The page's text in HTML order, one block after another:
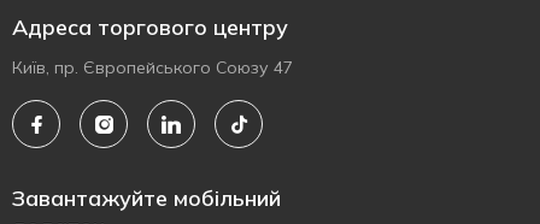
Адреса торгового центру
Київ, пр. Європейського Союзу 47
Завантажуйте мобільний